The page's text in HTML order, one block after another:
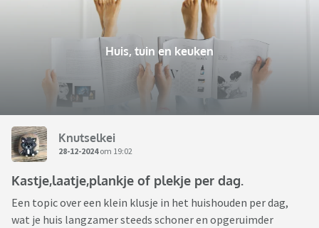
Huis, tuin en keuken
Knutselkei
28-12-2024om 19:02
Kastje,laatje,plankje of plekje per dag.
Een topic over een klein klusje in het huishouden per dag,
wat je huis langzamer steeds schoner en opgeruimder